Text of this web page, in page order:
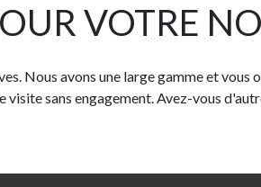
VOTRE
Nous avons une large gamme et
sans engagement. Avez-vous